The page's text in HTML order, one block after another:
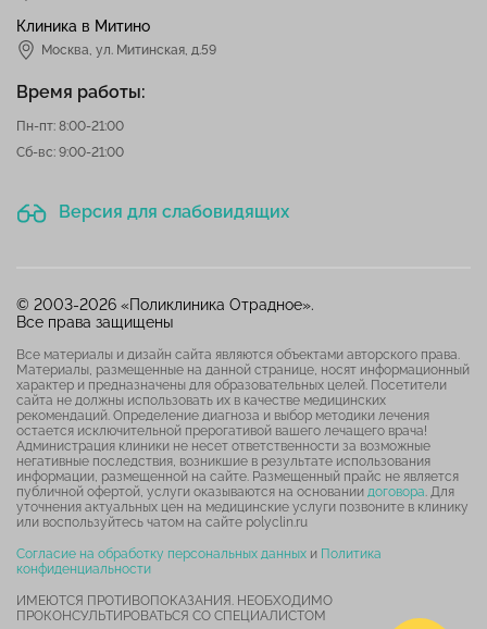
Клиника в Митино
Москва, ул. Митинская, д.59
Время работы:
Пн-пт: 8:00-21:00
Сб-вс: 9:00-21:00
Версия для слабовидящих
© 2003-2026 «Поликлиника Отрадное».
Все права защищены
Все материалы и дизайн сайта являются объектами авторского права.
Материалы, размещенные на данной странице, носят информационный
характер и предназначены для образовательных целей. Посетители
сайта не должны использовать их в качестве медицинских
рекомендаций. Определение диагноза и выбор методики лечения
остается исключительной прерогативой вашего лечащего врача!
Администрация клиники не несет ответственности за возможные
негативные последствия, возникшие в результате использования
информации, размещенной на сайте. Размещенный прайс не является
публичной офертой, услуги оказываются на основании договора . Для
уточнения актуальных цен на медицинские услуги позвоните в клинику
или воспользуйтесь чатом на сайте polyclin.ru
Согласие на обработку персональных данных и Политика
конфиденциальности
ИМЕЮТСЯ ПРОТИВОПОКАЗАНИЯ. НЕОБХОДИМО
ПРОКОНСУЛЬТИРОВАТЬСЯ СО СПЕЦИАЛИСТОМ